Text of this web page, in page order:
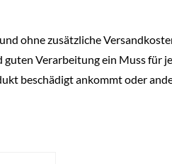
ohne zusätzliche
Verarbeitung ein Muss für
beschädigt ankommt oder